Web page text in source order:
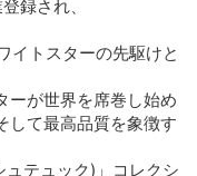
録され、
イトスターの先駆けと
ーが世界を席巻し始め
して最高品質を象徴す
テュック)」コレクシ